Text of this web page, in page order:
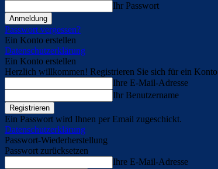
Ihr Passwort
Passwort vergessen?
Ein Konto erstellen
Datenschutzerklärung
Ein Konto erstellen
Herzlich willkommen! Registrieren Sie sich für ein Konto
Ihre E-Mail-Adresse
Ihr Benutzername
Ein Passwort wird Ihnen per Email zugeschickt.
Datenschutzerklärung
Passwort-Wiederherstellung
Passwort zurücksetzen
Ihre E-Mail-Adresse